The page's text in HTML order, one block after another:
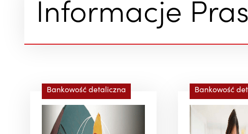
Informacje
Bankowość detaliczna Bankowość